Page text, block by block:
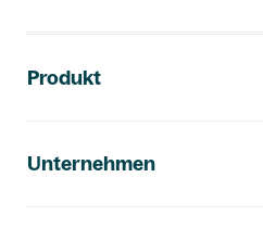
Produkt
Unternehmen